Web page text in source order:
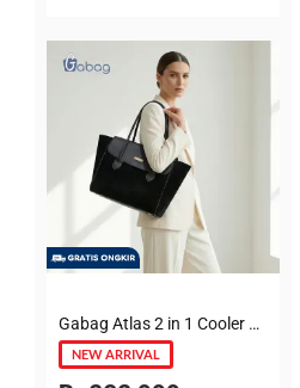
5
Gabag Atlas 2 in 1 Cooler & Diaper Bag Premium Suede – Tas bayi + Thermal pouch 20 Jam, Leakproof, Garansi 6 Bulan
NEW ARRIVAL